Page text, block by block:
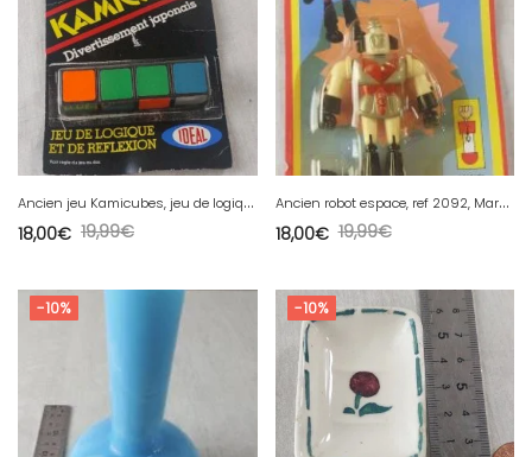
A
ncien jeu Kamicubes, jeu de logique, Ideal, 1981, vintage
19,99€
18,00€
A
ncien robot espace, ref 2092, Marki, vintage
19,99€
18,00€
-10% -10%